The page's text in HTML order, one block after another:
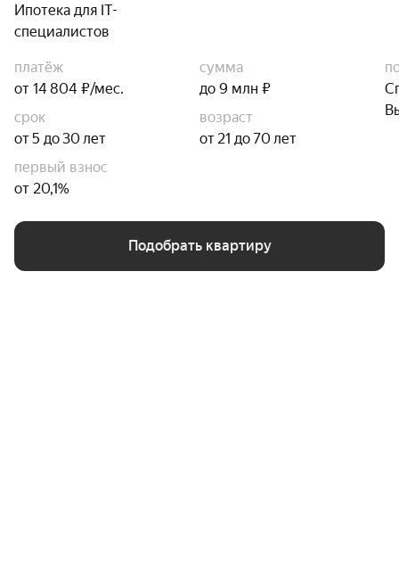
Ипотека для IT-
специалистов
платёж
от 14 804 ₽/мес.
сумма
до 9 млн ₽
срок
от 5 до 30 лет
возраст
от 21 до 70 лет
первый взнос
от 20,1%
Подобрать квартиру